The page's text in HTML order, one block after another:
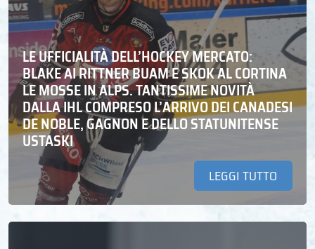
LE UFFICIALITÀ DELL’HOCKEY MERCATO:
BLAKE AI RITTNER BUAM E SKOK AL CORTINA
LE MOSSE IN ALPS. TANTISSIME NOVITÀ
DALLA IHL COMPRESO L’ARRIVO DEI CANADESI
DE NOBLE, GAGNON E DELLO STATUNITENSE
USTASKI
LEGGI TUTTO